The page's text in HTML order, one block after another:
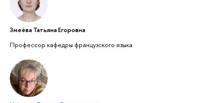
Змеёва Татьяна Егоровна
Профессор кафедры французского языка